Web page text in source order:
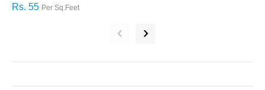
Rs. 55 Per Sq.Feet
‹ ›